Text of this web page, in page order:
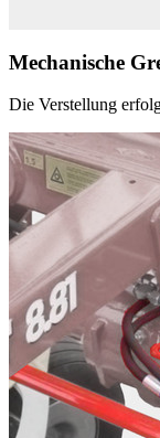
Mechanische
Die Verstellung